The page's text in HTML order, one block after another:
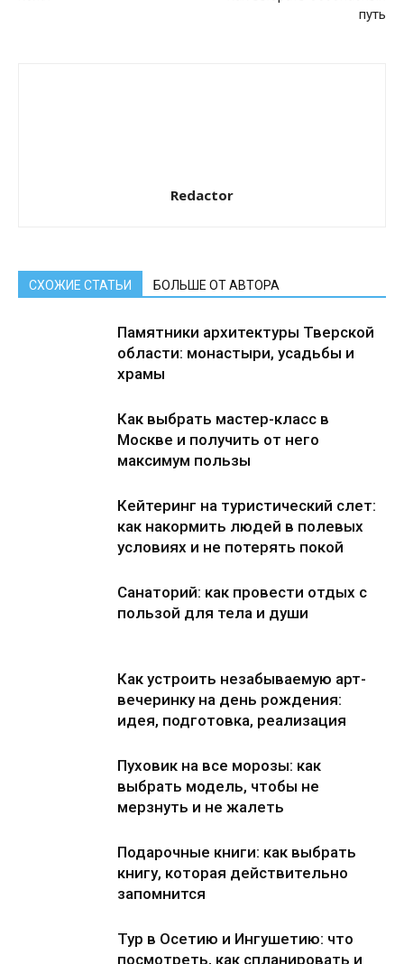
путь
Redactor
СХОЖИЕ СТАТЬИ БОЛЬШЕ ОТ АВТОРА
Памятники архитектуры Тверской
области: монастыри, усадьбы и
храмы
Как выбрать мастер-класс в
Москве и получить от него
максимум пользы
Кейтеринг на туристический слет:
как накормить людей в полевых
условиях и не потерять покой
Санаторий: как провести отдых с
пользой для тела и души
Как устроить незабываемую арт-
вечеринку на день рождения:
идея, подготовка, реализация
Пуховик на все морозы: как
выбрать модель, чтобы не
мерзнуть и не жалеть
Подарочные книги: как выбрать
книгу, которая действительно
запомнится
Тур в Осетию и Ингушетию: что
посмотреть, как спланировать и